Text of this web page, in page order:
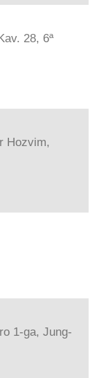
28, 6ª
Hozvim,
1-ga, Jung-